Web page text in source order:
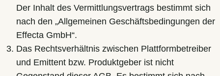
Der Inhalt des Vermittlungsvertrags bestimmt sich
nach den „Allgemeinen Geschäftsbedingungen der
Effecta GmbH“.
Das Rechtsverhältnis zwischen Plattformbetreiber
und Emittent bzw. Produktgeber ist nicht